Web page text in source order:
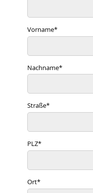
Vorname*
Nachname*
Straße*
PLZ*
Ort*